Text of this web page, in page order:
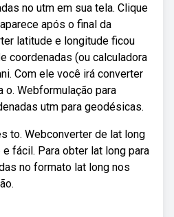
no utm em sua tela. Clique
após o final da
latitude e longitude ficou
coordenadas (ou calculadora
Com ele você irá converter
o. Webformulação para
utm para geodésicas.
to. Webconverter de lat long
fácil. Para obter lat long para
no formato lat long nos